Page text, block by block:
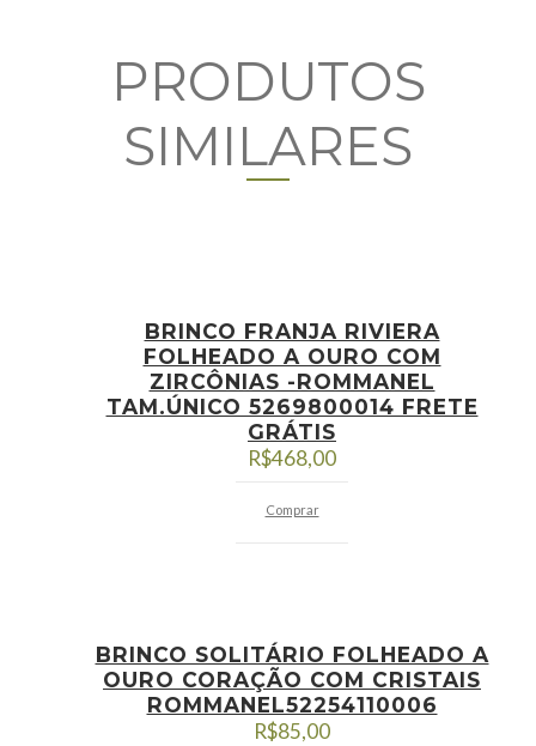
PRODUTOS
SIMILARES
BRINCO FRANJA RIVIERA
FOLHEADO A OURO COM
ZIRCÔNIAS -ROMMANEL
TAM.ÚNICO 5269800014 FRETE
GRÁTIS
R$468,00
Comprar
BRINCO SOLITÁRIO FOLHEADO A
OURO CORAÇÃO COM CRISTAIS
ROMMANEL52254110006
R$85,00